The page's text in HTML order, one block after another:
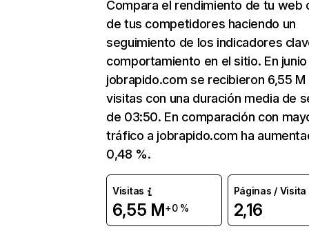
Compara el rendimiento de tu web
de tus competidores haciendo un
seguimiento de los indicadores
comportamiento en el sitio. En junio
jobrapido.com se recibieron 6,55 M
visitas con una duración media de
de 03:50. En comparación con
tráfico a jobrapido.com ha
0,48 %.
Visitas
6,55 M+0 %
Páginas / Visita
2,16